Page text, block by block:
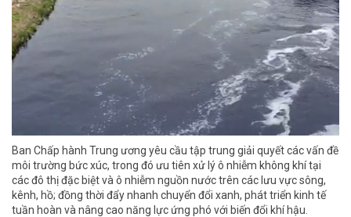
Ban Chấp hành Trung ương yêu cầu tập trung giải quyết các vấn đề
môi trường bức xúc, trong đó ưu tiên xử lý ô nhiễm không khí tại
các đô thị đặc biệt và ô nhiễm nguồn nước trên các lưu vực sông,
kênh, hồ; đồng thời đẩy nhanh chuyển đổi xanh, phát triển kinh tế
tuần hoàn và nâng cao năng lực ứng phó với biến đổi khí hậu.